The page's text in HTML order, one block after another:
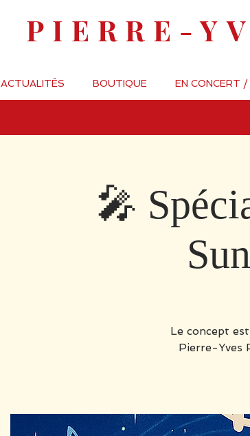
PIERRE-
ACTUALITÉS BOUTIQUE EN CONCERT
🎤
Le concept
Pierre-Yves